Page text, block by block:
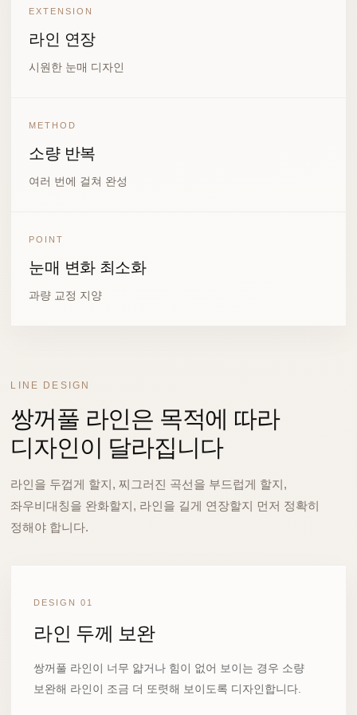
EXTENSION
라인 연장
시원한 눈매 디자인
METHOD
소량 반복
여러 번에 걸쳐 완성
POINT
눈매 변화 최소화
과량 교정 지양
LINE DESIGN
쌍꺼풀 라인은 목적에 따라
디자인이 달라집니다
라인을 두껍게 할지, 찌그러진 곡선을 부드럽게 할지,
좌우비대칭을 완화할지, 라인을 길게 연장할지 먼저 정확히
정해야 합니다.
DESIGN 01
라인 두께 보완
쌍꺼풀 라인이 너무 얇거나 힘이 없어 보이는 경우 소량
보완해 라인이 조금 더 또렷해 보이도록 디자인합니다.